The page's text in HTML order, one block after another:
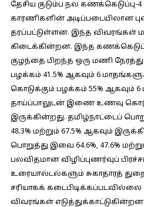
தேசிய குடும்ப நல கணக்கெடுப்பு-
காரணிகளின் அடிப்படையிலான
தரப்பட்டுள்ளன. இந்த விவரங்கள்
கிடைக்கின்றன. இந்த
குழந்தை பிறந்த ஒரு மணி
பழக்கம் 41.5% ஆகவும் 6
கொடுக்கும் பழக்கம் 55% ஆகவும் 6
தாய்ப்பாலுடன் இணை உணவு
இருக்கின்றது. தமிழ்நாட்டைப்
48.3% மற்றும் 67.5% ஆகவும்
பொறுத்து இவை 64.6%, 47.6%
பலவிதமான விழிப்புணர்வுப்
உரையால்டல்களும் சுகாதாரத்
சரியாகக்
விவரங்கள்